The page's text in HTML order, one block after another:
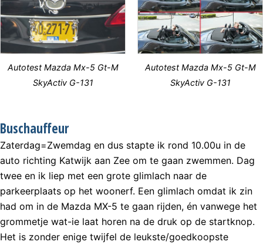
Autotest Mazda Mx-5 Gt-M
SkyActiv G-131
Autotest Mazda Mx-5 Gt-M
SkyActiv G-131
Buschauffeur
Zaterdag=Zwemdag en dus stapte ik rond 10.00u in de
auto richting Katwijk aan Zee om te gaan zwemmen. Dag
twee en ik liep met een grote glimlach naar de
parkeerplaats op het woonerf. Een glimlach omdat ik zin
had om in de Mazda MX-5 te gaan rijden, én vanwege het
grommetje wat-ie laat horen na de druk op de startknop.
Het is zonder enige twijfel de leukste/goedkoopste